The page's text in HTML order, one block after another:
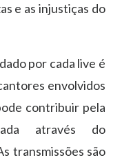
e as injustiças do
por cada live é
envolvidos
contribuir pela
através do
transmissões são